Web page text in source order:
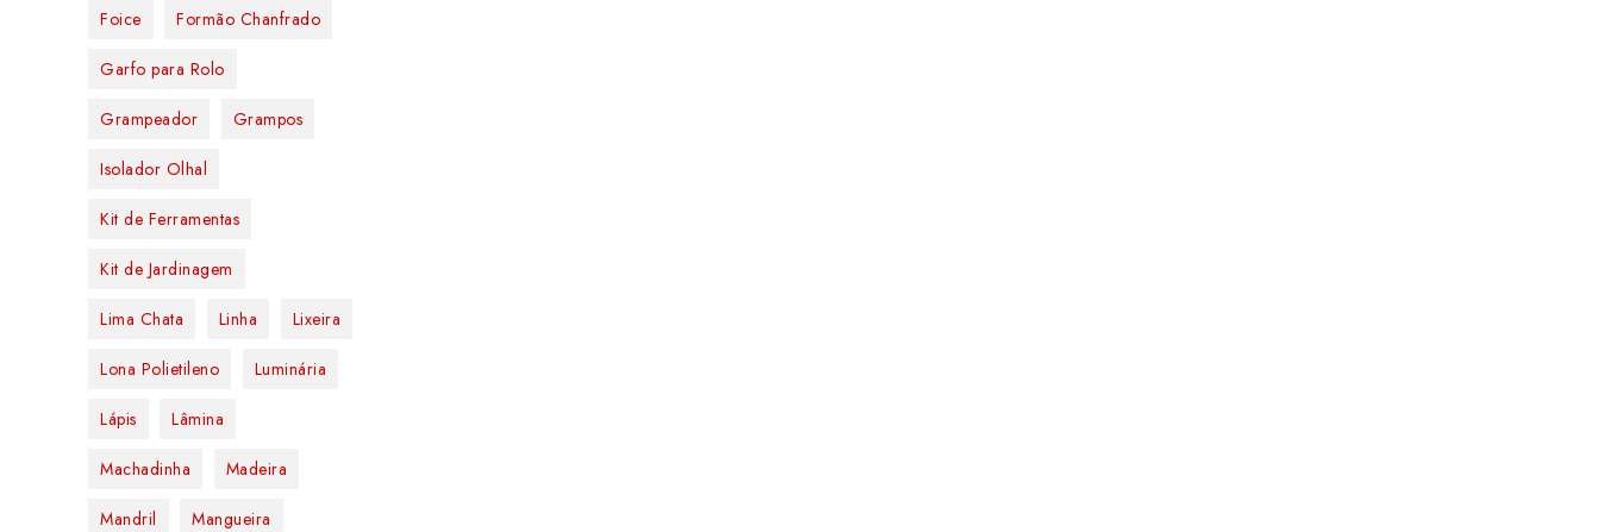
Foice Formão Chanfrado
Garfo para Rolo
Grampeador Grampos
Isolador Olhal
Kit de Ferramentas
Kit de Jardinagem
Lima Chata Linha Lixeira
Lona Polietileno Luminária
Lápis Lâmina
Machadinha Madeira
Mandril Mangueira